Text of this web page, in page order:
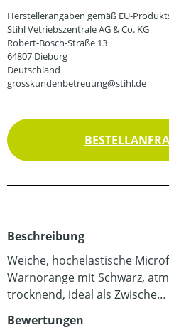
Herstellerangaben gemäß EU-
Stihl Vetriebszentrale AG & Co. KG
Robert-Bosch-Straße 13
64807 Dieburg
Deutschland
grosskundenbetreuung@stihl.de
Beschreibung
Weiche, hochelastische
Warnorange mit Schwarz,
trocknend, ideal als Zwische…
Bewertungen